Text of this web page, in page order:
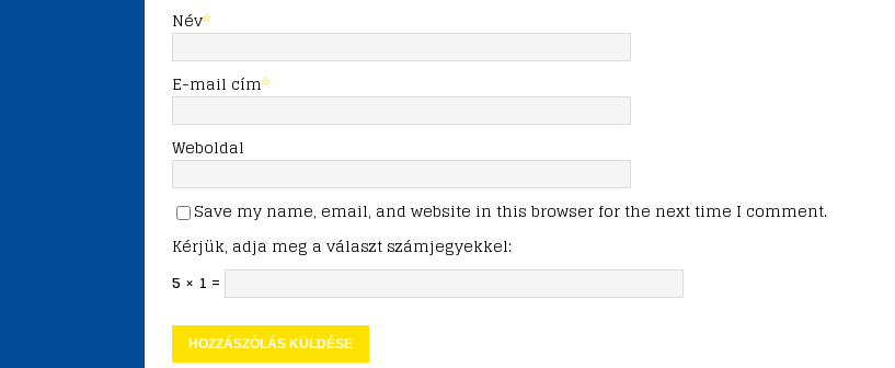
Név*
E-mail cím*
Weboldal
Save my name, email, and website in this browser for the next time I comment.
Kérjük, adja meg a választ számjegyekkel:
5 × 1 =